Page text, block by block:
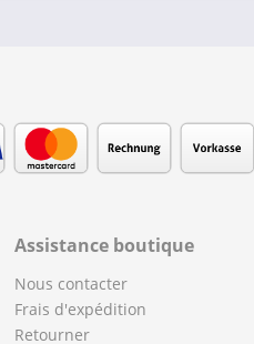
Assistance boutique
Nous contacter
Frais d'expédition
Retourner